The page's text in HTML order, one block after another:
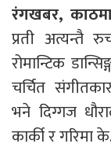
रंगखबर,
प्रती अत्यन्तै
रोमान्टिक
चर्चित
भने दिग्गज
कार्की र